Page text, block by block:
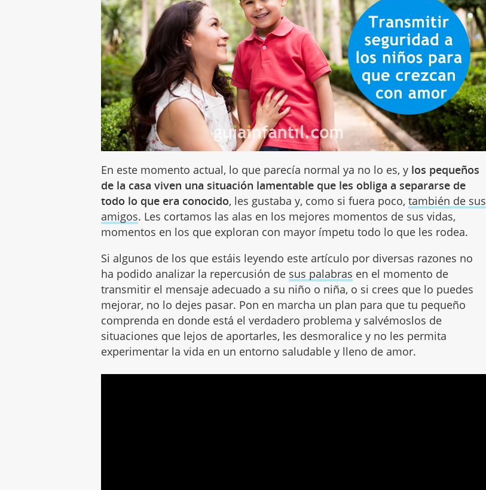
En este momento actual, lo que parecía normal ya no lo es, y los pequeños
de la casa viven una situación lamentable que les obliga a separarse de
todo lo que era conocido, les gustaba y, como si fuera poco,también de sus
amigos. Les cortamos las alas en los mejores momentos de sus vidas,
momentos en los que exploran con mayor ímpetu todo lo que les rodea.
Si algunos de los que estáis leyendo este artículo por diversas razones no
ha podido analizar la repercusión de sus palabras en el momento de
transmitir el mensaje adecuado a su niño o niña, o si crees que lo puedes
mejorar, no lo dejes pasar. Pon en marcha un plan para que tu pequeño
comprenda en donde está el verdadero problema y salvémoslos de
situaciones que lejos de aportarles, les desmoralice y no les permita
experimentar la vida en un entorno saludable y lleno de amor.